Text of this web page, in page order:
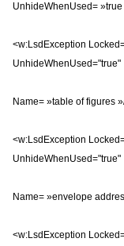
UnhideWhenUsed=
<w:LsdException
UnhideWhenUsed="true"
Name= »table of figures
<w:LsdException
UnhideWhenUsed="true"
Name= »envelope
<w:LsdException